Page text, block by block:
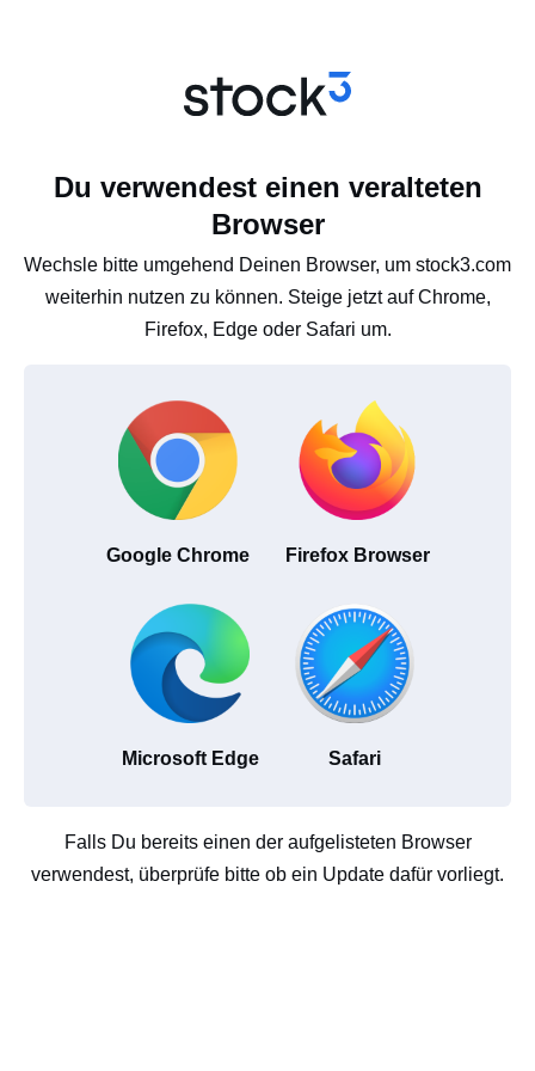
Du verwendest einen veralteten
Browser
Wechsle bitte umgehend Deinen Browser, um stock3.com
weiterhin nutzen zu können. Steige jetzt auf Chrome,
Firefox, Edge oder Safari um.
Google Chrome Firefox Browser
Microsoft Edge Safari
Falls Du bereits einen der aufgelisteten Browser
verwendest, überprüfe bitte ob ein Update dafür vorliegt.